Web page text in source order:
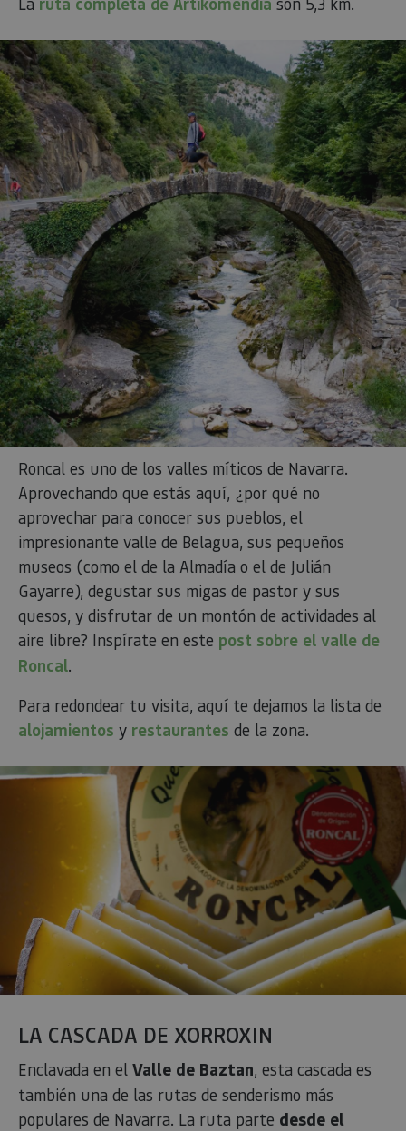
Roncal es uno de los valles míticos de Navarra.
Aprovechando que estás aquí, ¿por qué no
aprovechar para conocer sus pueblos, el
impresionante valle de Belagua, sus pequeños
museos (como el de la Almadía o el de Julián
Gayarre), degustar sus migas de pastor y sus
quesos, y disfrutar de un montón de actividades al
aire libre? Inspírate en este post sobre el valle de
Roncal
Para redondear tu visita, aquí te dejamos la lista de
alojamientos y restaurantes de la zona.
LA CASCADA DE XORROXIN
Enclavada en el Valle de Baztan, esta cascada es
también una de las rutas de senderismo más
populares de Navarra. La ruta parte desde el